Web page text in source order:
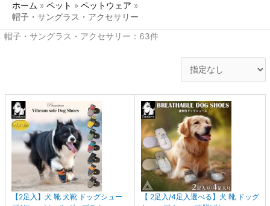
ホーム ペット
ペットウェア
帽子・サングラス・アクセサリー
帽子・サングラス・アクセサリー：63件
【2足入】犬 靴 犬靴 ドッグシュー
【 2足入/4足入選べる】犬 靴 ドッグ